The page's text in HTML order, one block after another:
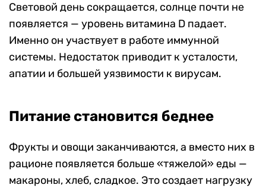
Световой день сокращается, солнце почти не
появляется — уровень витамина D падает.
Именно он участвует в работе иммунной
системы. Недостаток приводит к усталости,
апатии и большей уязвимости к вирусам.
Питание становится беднее
Фрукты и овощи заканчиваются, а вместо них в
рационе появляется больше «тяжелой» еды —
макароны, хлеб, сладкое. Это создает нагрузку